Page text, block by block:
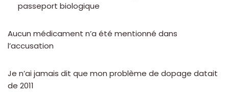
passeport biologique
Aucun médicament n’a été mentionné dans
l’accusation
Je n’ai jamais dit que mon problème de dopage datait
de 2011